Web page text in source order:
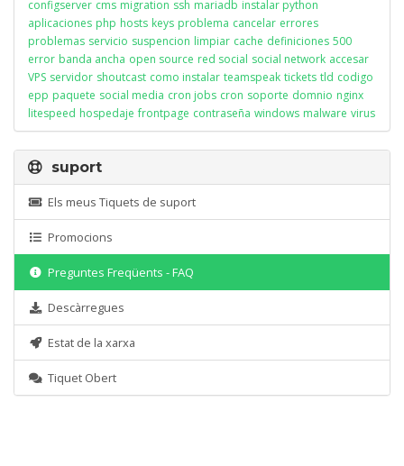
configserver cms migration ssh mariadb instalar python
aplicaciones php hosts keys problema cancelar errores
problemas servicio suspencion limpiar cache definiciones 500
error banda ancha open source red social social network accesar
VPS servidor shoutcast como instalar teamspeak tickets tld codigo
epp paquete social media cron jobs cron soporte domnio nginx
litespeed hospedaje frontpage contraseña windows malware virus
suport
Els meus Tiquets de suport
Promocions
Preguntes Freqüents - FAQ
Descàrregues
Estat de la xarxa
Tiquet Obert